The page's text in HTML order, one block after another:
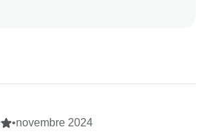
avez vécu une expérience
et les expériences locales
L'équipe de Timeless Tours
vos bons mots. Nous apprécions
et sommes impatients
à nouveau pour une autre aventure
•novembre 2024